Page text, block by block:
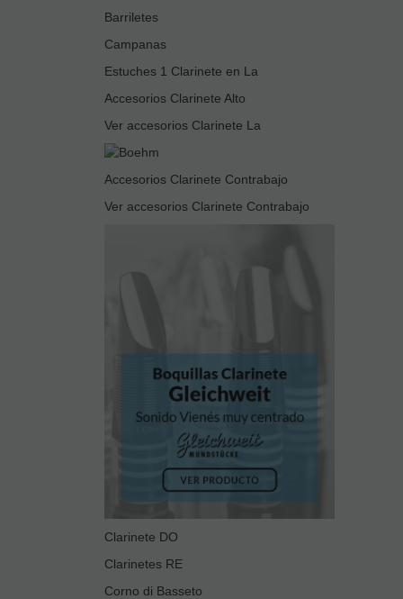
Barriletes
Campanas
Estuches 1 Clarinete en La
Accesorios Clarinete Alto
Ver accesorios Clarinete La
Accesorios Clarinete Contrabajo
Ver accesorios Clarinete Contrabajo
Clarinete DO
Clarinetes RE
Corno di Basseto